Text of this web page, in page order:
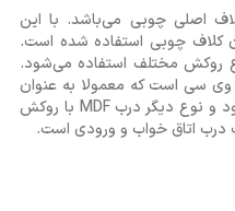
اصلی چوبی می‌باشد. با این
کلاف چوبی استفاده شده است.
روکش مختلف استفاده می‌شود.
سی است که معمولا به عنوان
درب سرویس بهداشتی استفاده می‌شود و نوع دیگر درب MDF با روکش
اتاق خواب و ورودی است.